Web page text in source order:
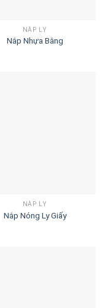
NẮP LY
Nắp Nhựa Bằng
NẮP LY
Nắp Nóng Ly Giấy